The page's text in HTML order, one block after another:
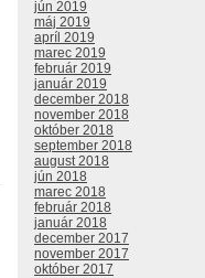
jún 2019
máj 2019
apríl 2019
marec 2019
február 2019
január 2019
december 2018
november 2018
október 2018
september 2018
august 2018
jún 2018
marec 2018
február 2018
január 2018
december 2017
november 2017
október 2017